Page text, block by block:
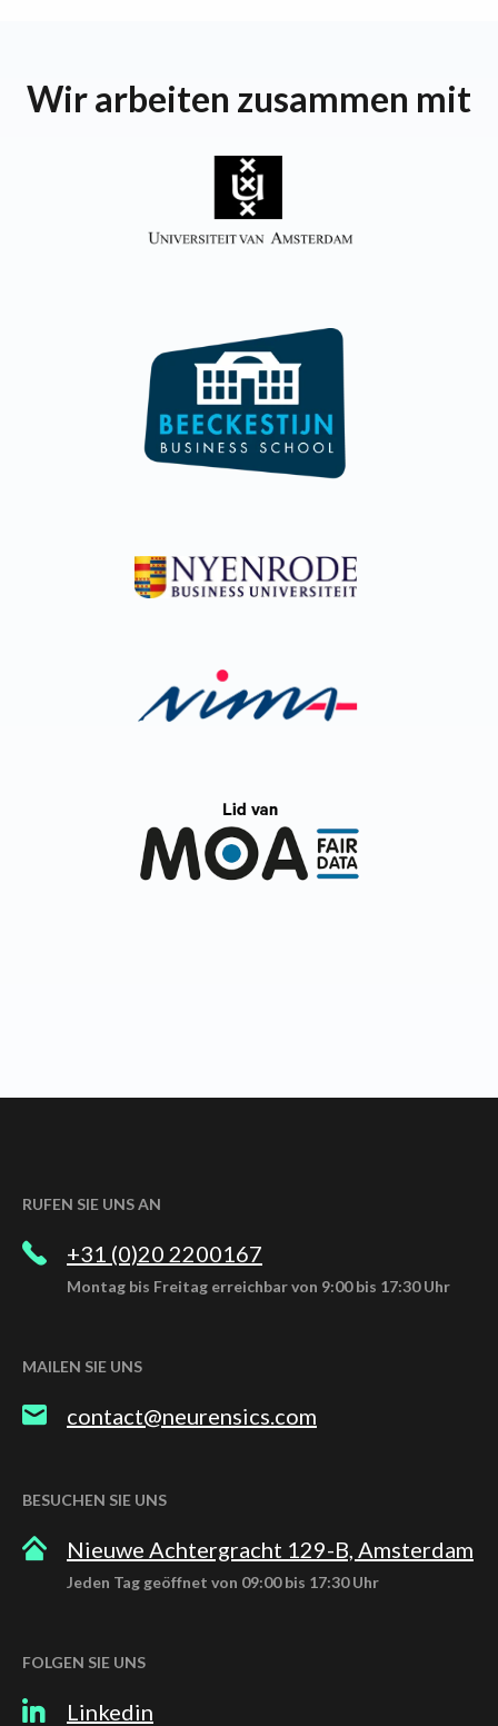
Wir arbeiten zusammen mit
RUFEN SIE UNS AN
+31 (0)20 2200167
Montag bis Freitag erreichbar von 9:00 bis 17:30 Uhr
MAILEN SIE UNS
contact@neurensics.com
BESUCHEN SIE UNS
Nieuwe Achtergracht 129-B, Amsterdam
Jeden Tag geöffnet von 09:00 bis 17:30 Uhr
FOLGEN SIE UNS
Linkedin